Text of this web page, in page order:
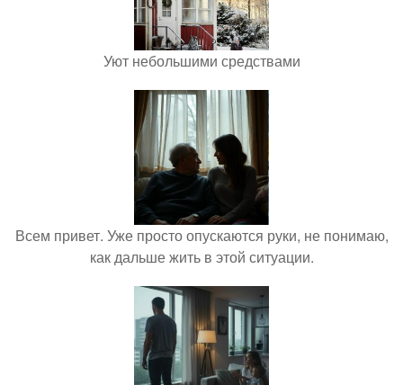
Уют небольшими средствами
Всем привет. Уже просто опускаются руки, не понимаю,
как дальше жить в этой ситуации.